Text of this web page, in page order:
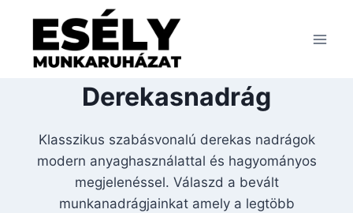
content
Derekasnadrág
Klasszikus szabásvonalú derekas nadrágok
modern anyaghasználattal és hagyományos
megjelenéssel. Válaszd a bevált
munkanadrágjainkat amely a legtöbb